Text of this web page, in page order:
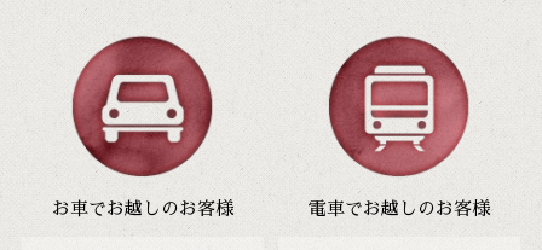
お車でお越しのお客様 電車でお越しのお客様